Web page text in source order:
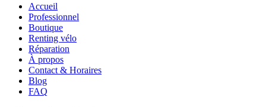
Accueil
Professionnel
Boutique
Renting vélo
Réparation
À propos
Contact & Horaires
Blog
FAQ